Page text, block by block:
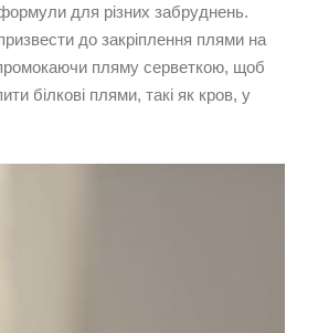
для різних забруднень.
до закріплення плями на
пляму серветкою, щоб
білкові плями, такі як кров, у